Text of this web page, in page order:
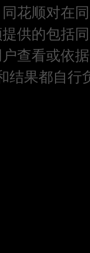
花顺对在
供的包括
查看或依
结果都自行